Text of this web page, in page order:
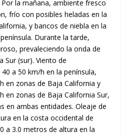
la mañana, ambiente fresco
frío con posibles heladas en la
y bancos de niebla en la
Durante la tarde,
prevaleciendo la onda de
Sur (sur). Viento de
a 50 km/h en la península,
en zonas de Baja California y
en zonas de Baja California Sur,
en ambas entidades. Oleaje de
en la costa occidental de
a 3.0 metros de altura en la